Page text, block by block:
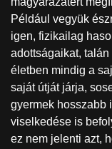
Például vegyük
igen, fizikailag
adottságaikat,
életben mindig a
saját útját járja,
gyermek hosszabb
viselkedése is
ez nem jelenti azt,